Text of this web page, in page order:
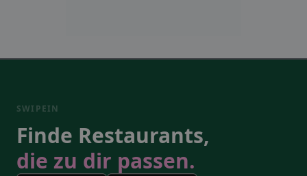
SWIPEIN
Finde Restaurants,
die zu dir passen.